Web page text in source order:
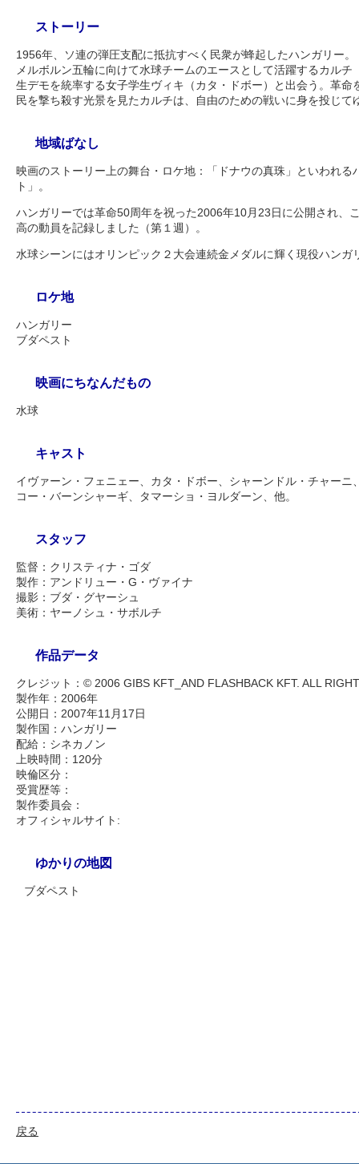
権・リンク｜ 映画のなかの建築｜ おいしい
ストーリー
1956年、ソ連の弾圧支配に抵抗すべく民衆が蜂起したハンガリー。
メルボルン五輪に向けて水球チームのエースとして活躍するカル
生デモを統率する女子学生ヴィキ（カタ・ドボー）と出会う。革命
民を撃ち殺す光景を見たカルチは、自由のための戦いに身を投じ
地域ばなし
映画のストーリー上の舞台・ロケ地：「ドナウの真珠」といわれる
ト」。
ハンガリーでは革命50周年を祝った2006年10月23日に公開され、
高の動員を記録しました（第１週）。
水球シーンにはオリンピック２大会連続金メダルに輝く現役ハンガ
ロケ地
ハンガリー
ブダペスト
映画にちなんだもの
水球
キャスト
イヴァーン・フェニェー、カタ・ドボー、シャーンドル・チャーニ
コー・バーンシャーギ、タマーショ・ヨルダーン、他。
スタッフ
監督：クリスティナ・ゴダ
製作：アンドリュー・G・ヴァイナ
撮影：ブダ・グヤーシュ
美術：ヤーノシュ・サボルチ
作品データ
クレジット：© 2006 GIBS KFT_AND FLASHBACK KFT. ALL
製作年：2006年
公開日：2007年11月17日
製作国：ハンガリー
配給：シネカノン
上映時間：120分
映倫区分：
受賞歴等：
製作委員会：
オフィシャルサイト:
ゆかりの地図
ブダペスト
戻る